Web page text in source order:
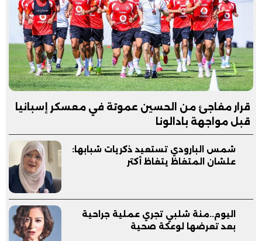
قرار مفاجئ من الحسين عموتة في معسكر إسبانيا
قبل مواجهة بادالونا
شمس البارودي تستعيد ذكريات شبابها:
علشان المتغاظ يتغاظ أكتر
اليوم..منة شلبي تجري عملية جراحية
بعد تعرضها لوعكة صحية